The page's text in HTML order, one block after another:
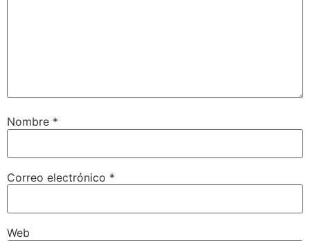
Nombre *
Correo electrónico *
Web